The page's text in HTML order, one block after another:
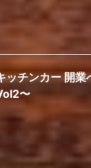
ッチンカー 開業
〜